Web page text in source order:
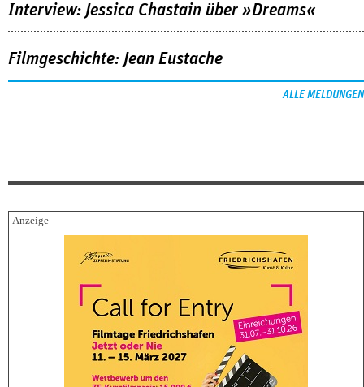
Interview: Jessica Chastain über »Dreams«
Filmgeschichte: Jean Eustache
ALLE MELDUNGEN